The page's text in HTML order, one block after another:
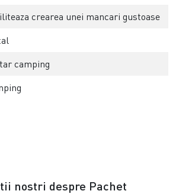
crearea unei mancari gustoase
camping
nostri despre Pachet